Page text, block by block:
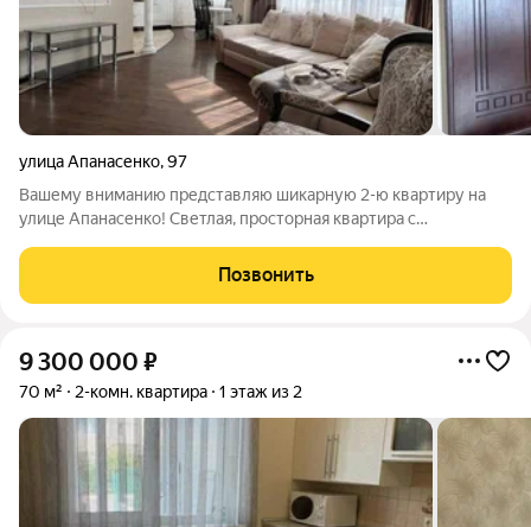
улица Апанасенко,97
Вашему вниманию представляю шикарную 2-ю квартиру на
улице Апанасенко! Светлая, просторная квартира с
техника (встроенный холодильник, стиральная машинка,
посудомоечная машина). Напольное
Позвонить
9 300 000 ₽
70 м² 2-комн. квартира 1 этаж из 2